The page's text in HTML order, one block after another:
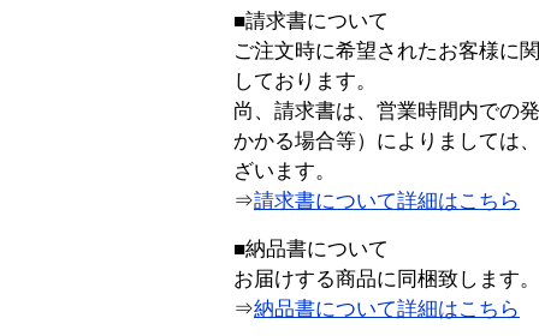
■請求書について
ご注文時に希望されたお客様に
しております。
尚、請求書は、営業時間内での
かかる場合等）によりましては
ざいます。
⇒請求書について詳細はこちら
■納品書について
お届けする商品に同梱致します。
⇒納品書について詳細はこちら